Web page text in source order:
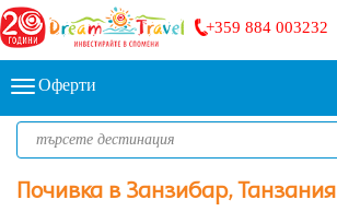
+359 884 003232
Оферти
Почивка в Занзибар, Танзания